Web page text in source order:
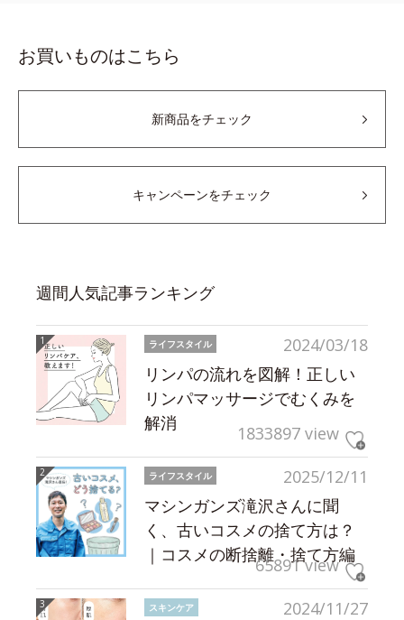
お買いものはこちら
新商品をチェック
キャンペーンをチェック
週間人気記事ランキング
2024/03/18
ライフスタイル
リンパの流れを図解！正しい
リンパマッサージでむくみを
解消
1833897 view
2025/12/11
ライフスタイル
マシンガンズ滝沢さんに聞
く、古いコスメの捨て方は？
｜コスメの断捨離・捨て方編
65891 view
2024/11/27
スキンケア